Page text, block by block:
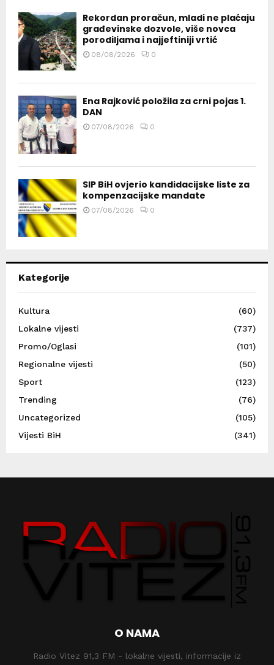
Rekordan proračun, mladi ne plaćaju
građevinske dozvole, više novca
porodiljama i najjeftiniji vrtić
08/08/2026 0
Ena Rajković položila za crni pojas 1.
DAN
07/08/2026 0
SIP BiH ovjerio kandidacijske liste za
kompenzacijske mandate
07/08/2026 0
Kategorije
Kultura
(60)
Lokalne vijesti
(737)
Promo/Oglasi
(101)
Regionalne vijesti
(50)
Sport
(123)
Trending
(76)
Uncategorized
(105)
Vijesti BiH
(341)
O NAMA
Radio Vitez 91,3 FM - lokalne vijesti, informacije iz